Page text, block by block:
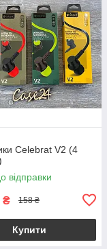
Celebrat V2 (4
відправки
₴ 158 ₴
Купити